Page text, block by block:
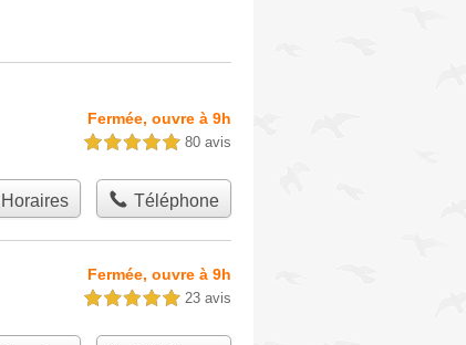
Fermée, ouvre à 9h
5,0 étoiles sur 5 80 avis
Horaires Téléphone
Fermée, ouvre à 9h
5,0 étoiles sur 5 23 avis